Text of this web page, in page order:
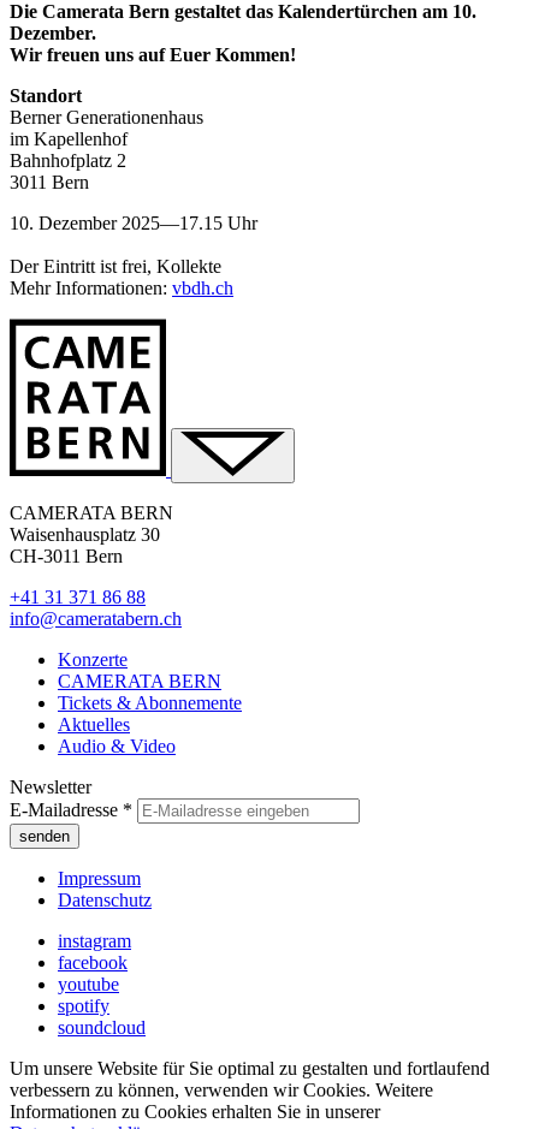
Die Camerata Bern gestaltet das Kalendertürchen am 10.
Dezember.
Wir freuen uns auf Euer Kommen!
Standort
Berner Generationenhaus
im Kapellenhof
Bahnhofplatz 2
3011 Bern
10. Dezember 2025—17.15 Uhr
Der Eintritt ist frei, Kollekte
Mehr Informationen: vbdh.ch
CAMERATA BERN
Waisenhausplatz 30
CH-3011 Bern
+41 31 371 86 88
info@cameratabern.ch
Konzerte
CAMERATA BERN
Tickets & Abonnemente
Aktuelles
Audio & Video
Newsletter
E-Mailadresse *
Impressum
Datenschutz
instagram
facebook
youtube
spotify
soundcloud
Um unsere Website für Sie optimal zu gestalten und fortlaufend
verbessern zu können, verwenden wir Cookies. Weitere
Informationen zu Cookies erhalten Sie in unserer